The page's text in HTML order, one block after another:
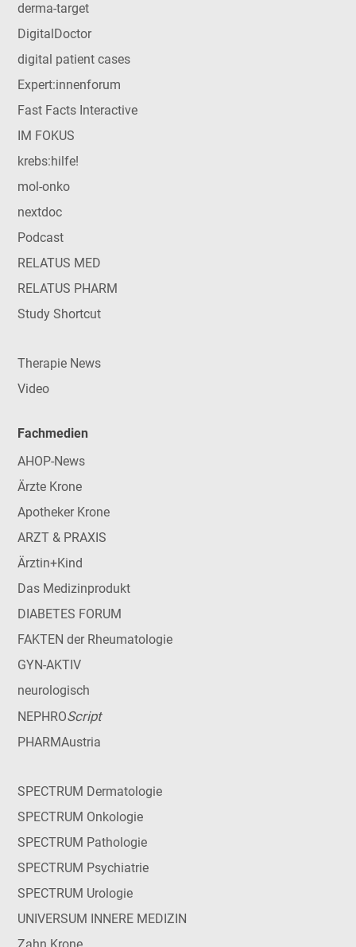
derma-target
DigitalDoctor
digital patient cases
Expert:innenforum
Fast Facts Interactive
IM FOKUS
krebs:hilfe!
mol-onko
nextdoc
Podcast
RELATUS MED
RELATUS PHARM
Study Shortcut
Therapie News
Video
Fachmedien
AHOP-News
Ärzte Krone
Apotheker Krone
ARZT & PRAXIS
Ärztin+Kind
Das Medizinprodukt
DIABETES FORUM
FAKTEN der Rheumatologie
GYN-AKTIV
neurologisch
NEPHROScript
PHARMAustria
SPECTRUM Dermatologie
SPECTRUM Onkologie
SPECTRUM Pathologie
SPECTRUM Psychiatrie
SPECTRUM Urologie
UNIVERSUM INNERE MEDIZIN